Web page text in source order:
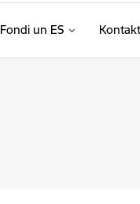
Fondi un ES